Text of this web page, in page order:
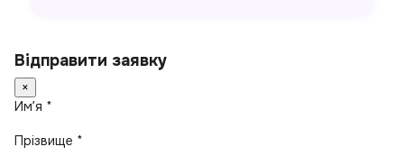
Відправити заявку
×
Имʼя *
Прізвище *